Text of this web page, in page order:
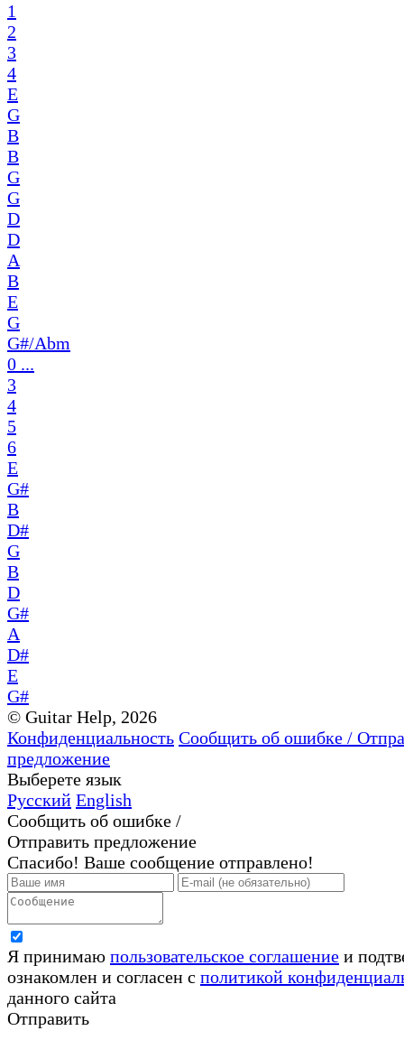
1
2
3
4
E
G
B
B
G
G
D
D
A
B
E
G
G#/Abm
0 ...
3
4
5
6
E
G#
B
D#
G
B
D
G#
A
D#
E
G#
© Guitar Help, 2026
Конфиденциальность Сообщить об ошибке /
предложение
Выберете язык
Русский English
Сообщить об ошибке /
Отправить предложение
Спасибо! Ваше сообщение отправлено!
Я принимаю пользовательское соглашение и
ознакомлен и согласен с политикой
данного сайта
Отправить